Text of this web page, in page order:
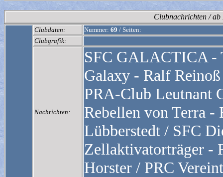
Clubnachrichten / ab
Clubdaten: Nummer: 69 / Seiten:
Clubgrafik:
Nachrichten:
SFC GALACTICA -
Galaxy - Ralf
PRA-Club Leutnant
Rebellen von Terra
Lübberstedt / SFC
Zellaktivatorträger -
Horster / PRC